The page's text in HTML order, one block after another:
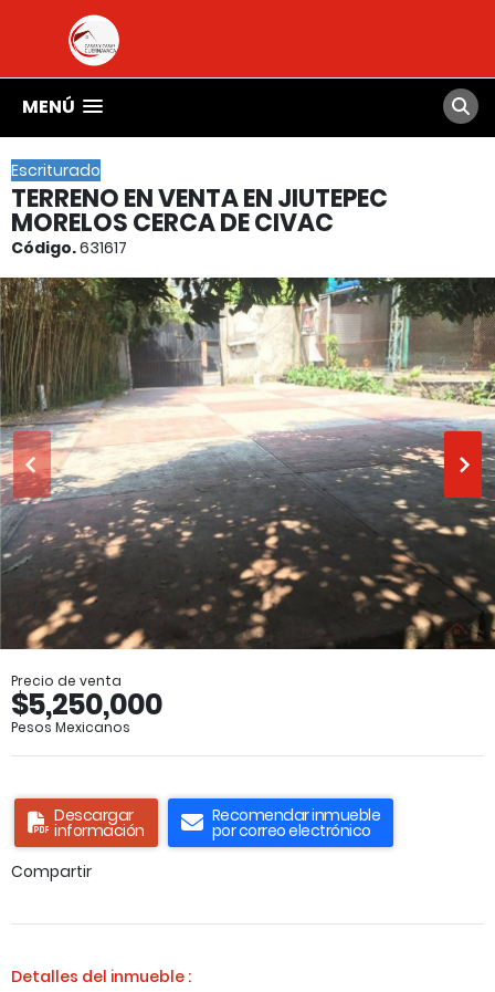
MENÚ
Escriturado
TERRENO EN VENTA EN JIUTEPEC
MORELOS CERCA DE CIVAC
Código.631617
Precio de venta
$5,250,000
Pesos Mexicanos
Descargar
información
Recomendar inmueble
por correo electrónico
Compartir
Detalles del inmueble :